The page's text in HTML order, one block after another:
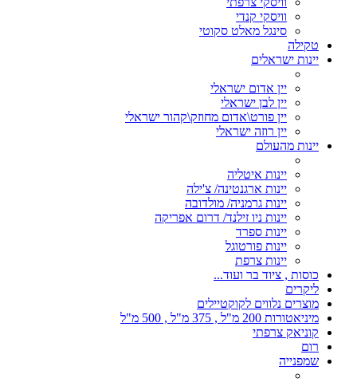
וויסקי קנדי
סינגל מאלט סקוטי
טקילה
יינות ישראלים
יין אדום ישראלי
יין לבן ישראלי
יין פורט\אדום מחוזק\קהור ישראלי
יין רוזה ישראלי
יינות מהעולם
יינות איטליה
יינות ארגנטינה/ צ'ילה
יינות גרמניה/ מולדובה
יינות ניו זילנד/ דרום אפריקה
יינות ספרד
יינות פורטוגל
יינות צרפת
כוסות , ציוד בר ועוד...
ליקרים
מוצרים נלווים לקוקטיילים
מיניאטורות 200 מ"ל , 375 מ"ל , 500 מ"ל
קוניאק צרפתי
רום
שמפנייה